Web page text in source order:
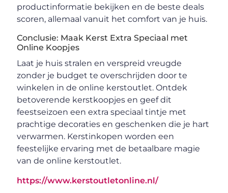
productinformatie bekijken en de beste deals
scoren, allemaal vanuit het comfort van je huis.
Conclusie: Maak Kerst Extra Speciaal met
Online Koopjes
Laat je huis stralen en verspreid vreugde
zonder je budget te overschrijden door te
winkelen in de online kerstoutlet. Ontdek
betoverende kerstkoopjes en geef dit
feestseizoen een extra speciaal tintje met
prachtige decoraties en geschenken die je hart
verwarmen. Kerstinkopen worden een
feestelijke ervaring met de betaalbare magie
van de online kerstoutlet.
https://www.kerstoutletonline.nl/